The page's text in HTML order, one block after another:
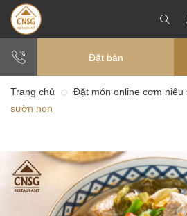
Đặt bàn
Trang chủ Đặt món online cơm niêu
sườn non